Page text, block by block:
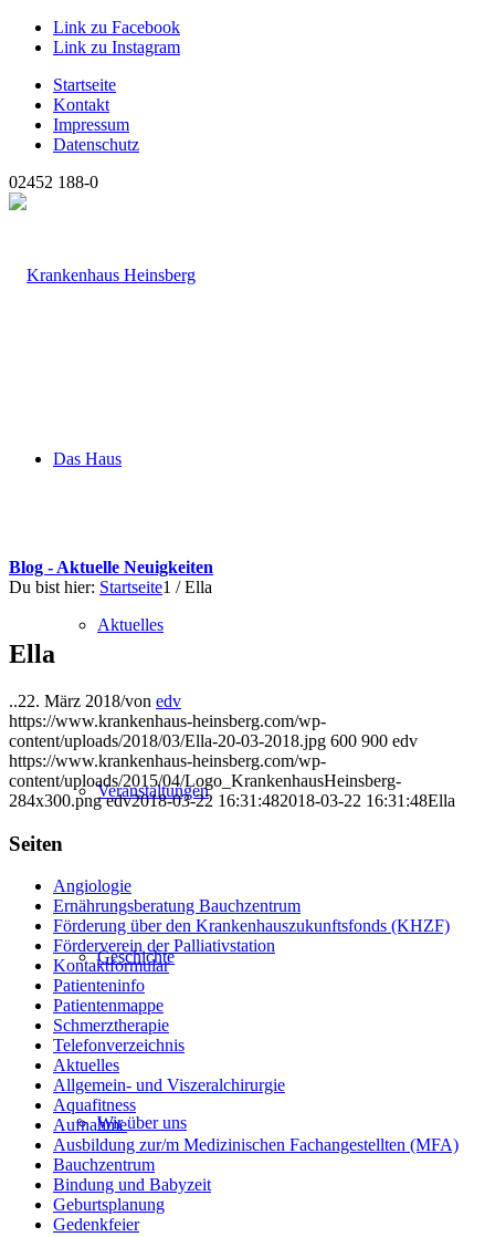
Link zu Facebook
Link zu Instagram
Startseite
Kontakt
Impressum
Datenschutz
02452 188-0
Das Haus
Aktuelles
Veranstaltungen
Geschichte
Wir über uns
Blog - Aktuelle Neuigkeiten
Du bist hier: Startseite1 / Ella
Ella
..22. März 2018/von edv
https://www.krankenhaus-heinsberg.com/wp-
content/uploads/2018/03/Ella-20-03-2018.jpg 600 900 edv
https://www.krankenhaus-heinsberg.com/wp-
content/uploads/2015/04/Logo_KrankenhausHeinsberg-
284x300.png edv2018-03-22 16:31:482018-03-22 16:31:48Ella
Seiten
Angiologie
Ernährungsberatung Bauchzentrum
Förderung über den Krankenhauszukunftsfonds (KHZF)
Förderverein der Palliativstation
Kontaktformular
Patienteninfo
Patientenmappe
Schmerztherapie
Telefonverzeichnis
Aktuelles
Allgemein- und Viszeralchirurgie
Aquafitness
Aufnahme
Ausbildung zur/m Medizinischen Fachangestellten (MFA)
Bauchzentrum
Bindung und Babyzeit
Geburtsplanung
Gedenkfeier